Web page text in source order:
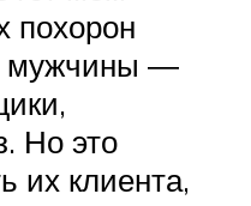
похорон
мужчины ―
Но это
их клиента,